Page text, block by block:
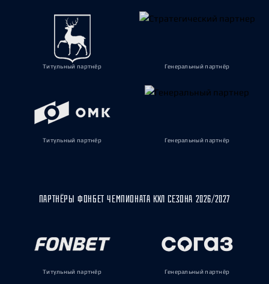
Титульный партнёр Генеральный партнёр
Титульный партнёр Генеральный партнёр
ПАРТНЁРЫ ФОНБЕТ ЧЕМПИОНАТА КХЛ СЕЗОНА 2026/2027
Титульный партнёр Генеральный партнёр